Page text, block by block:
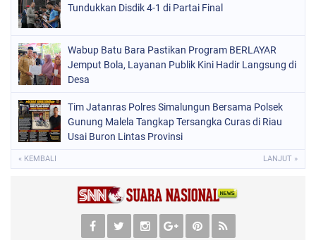
Tundukkan Disdik 4-1 di Partai Final
Wabup Batu Bara Pastikan Program BERLAYAR
Jemput Bola, Layanan Publik Kini Hadir Langsung di
Desa
Tim Jatanras Polres Simalungun Bersama Polsek
Gunung Malela Tangkap Tersangka Curas di Riau
Usai Buron Lintas Provinsi
« KEMBALI LANJUT »